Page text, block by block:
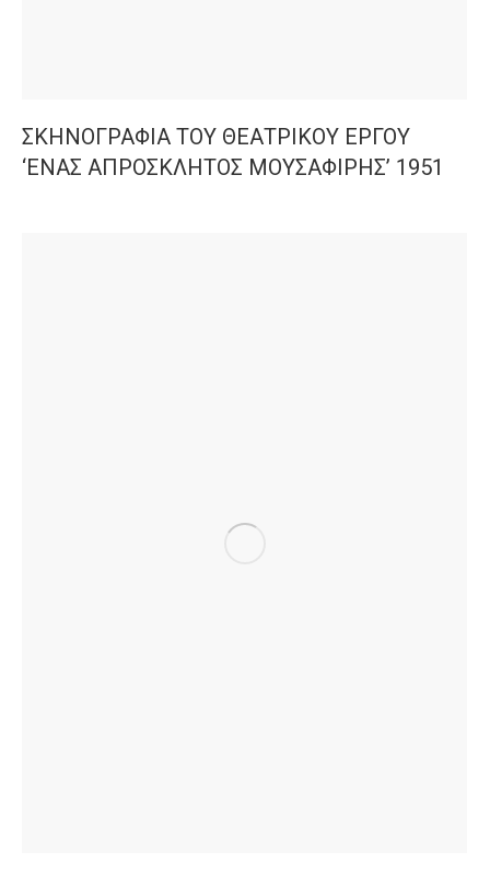
ΣΚΗΝΟΓΡΑΦΙΑ ΤΟΥ ΘΕΑΤΡΙΚΟΥ ΕΡΓΟΥ
‘ΕΝΑΣ ΑΠΡΟΣΚΛΗΤΟΣ ΜΟΥΣΑΦΙΡΗΣ’ 1951